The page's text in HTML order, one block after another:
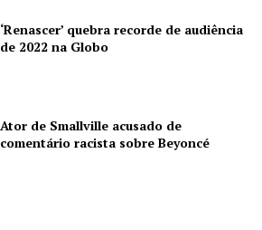
‘Renascer’ quebra recorde de audiência
de 2022 na Globo
Ator de Smallville acusado de
comentário racista sobre Beyoncé